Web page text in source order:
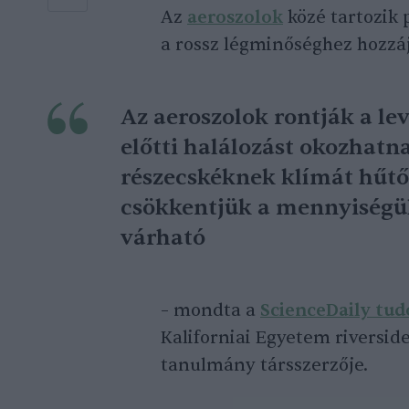
Az aeroszolok közé tartozik
a rossz légminőséghez
Az aeroszolok rontják a
előtti halálozást
részecskéknek klímát
csökkentjük a
várható
– mondta a ScienceDaily
Kaliforniai Egyetem
tanulmány társszerzője.